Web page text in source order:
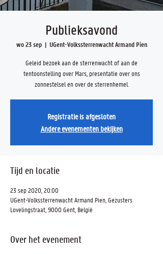
Publieksavond
wo 23 sep
  |
UGent-Volkssterrenwacht Armand Pien
Geleid bezoek aan de sterrenwacht of aan de
tentoonstelling over Mars, presentatie over ons
zonnestelsel en over de sterrenhemel.
Registratie is afgesloten
Andere evenementen bekijken
Tijd en locatie
23 sep 2020, 20:00
UGent-Volkssterrenwacht Armand Pien, Gezusters
Lovelingstraat, 9000 Gent, België
Over het evenement